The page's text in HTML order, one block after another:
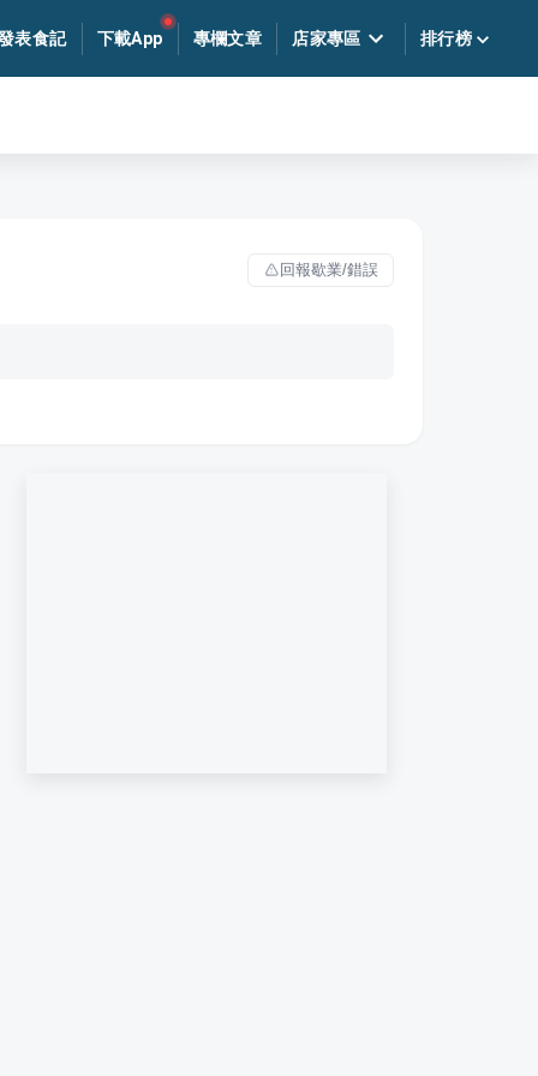
表食記 下載App 專欄文章 店家專區 排行榜
回報歇業/錯誤